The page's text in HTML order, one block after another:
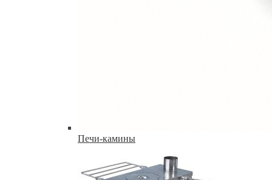
Печи-камины